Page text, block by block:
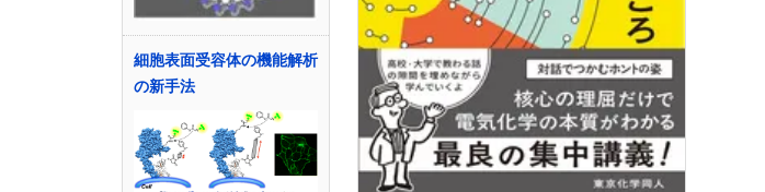
細胞表面受容体の機能解析
の新手法